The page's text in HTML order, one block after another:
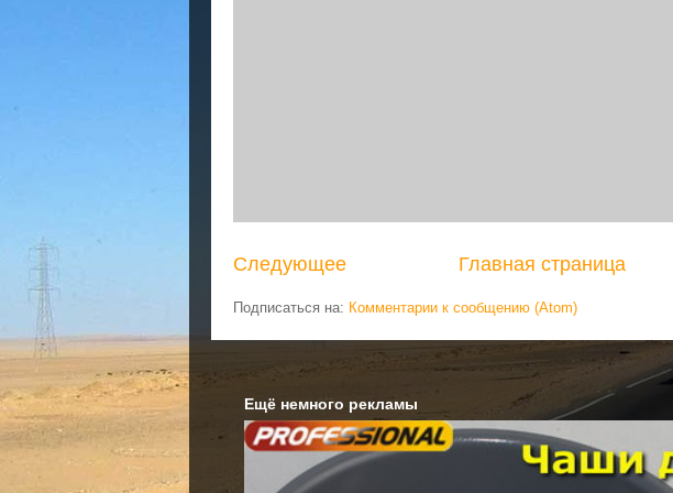
Следующее Главная страница
Подписаться на: Комментарии к сообщению (Atom)
Ещё немного рекламы